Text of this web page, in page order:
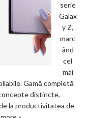
serie
Galax
y Z,
marc
ând
cel
mai
Gamă completă
distincte,
la productivitatea de